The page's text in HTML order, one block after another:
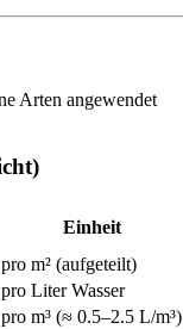
Arten angewendet
Einheit
pro m² (aufgeteilt)
pro Liter Wasser
pro m³ (≈ 0.5–2.5 L/m³)